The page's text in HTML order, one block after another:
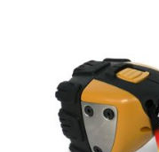
imágenes